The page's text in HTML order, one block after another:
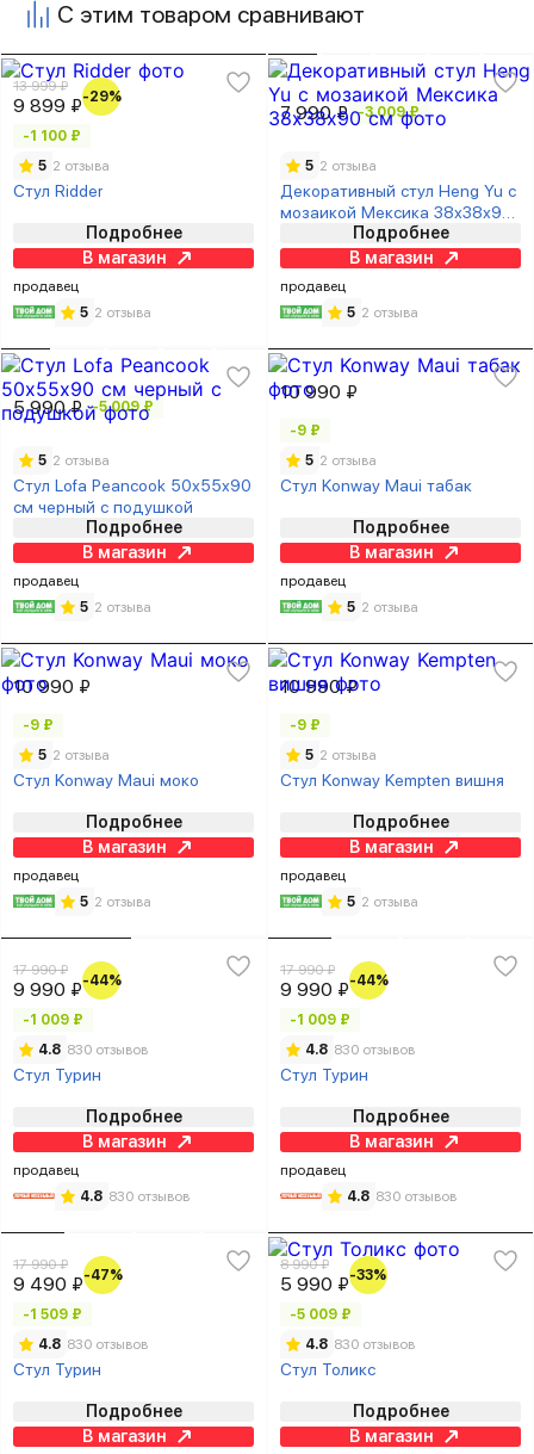
С этим товаром сравнивают
13 999 ₽
9 899 ₽-29%
-1 100 ₽
5 2 отзыва
Стул Ridder
Подробнее
В магазин
продавец
5 2 отзыва
7 990 ₽ -3 009 ₽
5 2 отзыва
Декоративный стул Heng Yu с
мозаикой Мексика 38х38х90
Подробнее
В магазин
продавец
5 2 отзыва
5 990 ₽ -5 009 ₽
5 2 отзыва
Стул Lofa Peancook 50х55х90
см черный с подушкой
Подробнее
В магазин
продавец
5 2 отзыва
10 990 ₽
-9 ₽
5 2 отзыва
Стул Konway Maui табак
Подробнее
В магазин
продавец
5 2 отзыва
10 990 ₽
-9 ₽
5 2 отзыва
Стул Konway Maui моко
Подробнее
В магазин
продавец
5 2 отзыва
10 990 ₽
-9 ₽
5 2 отзыва
Стул Konway Kempten вишня
Подробнее
В магазин
продавец
5 2 отзыва
17 990 ₽
9 990 ₽-44%
-1 009 ₽
4.8 830 отзывов
Стул Турин
Подробнее
В магазин
продавец
4.8 830 отзывов
17 990 ₽
9 990 ₽-44%
-1 009 ₽
4.8 830 отзывов
Стул Турин
Подробнее
В магазин
продавец
4.8 830 отзывов
17 990 ₽
9 490 ₽-47%
-1 509 ₽
4.8 830 отзывов
Стул Турин
Подробнее
В магазин
8 990 ₽
5 990 ₽-33%
-5 009 ₽
4.8 830 отзывов
Стул Толикс
Подробнее
В магазин